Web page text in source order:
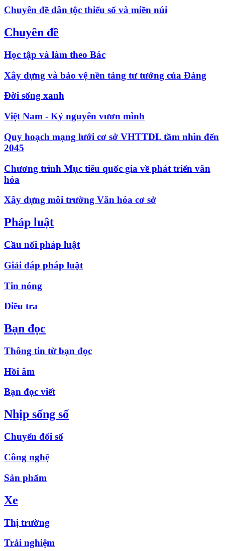
Chuyên đề dân tộc thiểu số và miền núi
Chuyên đề
Học tập và làm theo Bác
Xây dựng và bảo vệ nền tảng tư tưởng của Đảng
Đời sống xanh
Việt Nam - Kỷ nguyên vươn mình
Quy hoạch mạng lưới cơ sở VHTTDL tầm nhìn đến
2045
Chương trình Mục tiêu quốc gia về phát triển văn
hóa
Xây dựng môi trường Văn hóa cơ sở
Pháp luật
Cầu nối pháp luật
Giải đáp pháp luật
Tin nóng
Điều tra
Bạn đọc
Thông tin từ bạn đọc
Hồi âm
Bạn đọc viết
Nhịp sống số
Chuyển đổi số
Công nghệ
Sản phẩm
Xe
Thị trường
Trải nghiệm